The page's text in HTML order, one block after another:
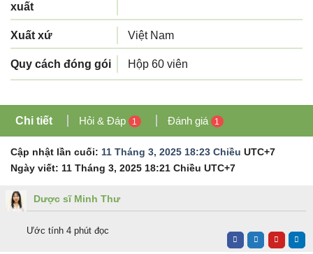
xuất
Xuất xứ Việt Nam
Quy cách đóng gói Hộp 60 viên
Chi tiết Hỏi & Đáp 1 Đánh giá 1
Cập nhật lần cuối: 11 Tháng 3, 2025 18:23 Chiều UTC+7
Ngày viết: 11 Tháng 3, 2025 18:21 Chiều UTC+7
Dược sĩ Minh Thư
Ước tính 4 phút đọc